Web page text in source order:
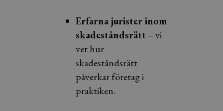
Erfarna jurister inom
skadeståndsrätt– vi
vet hur
skadeståndsrätt
påverkar företag i
praktiken.